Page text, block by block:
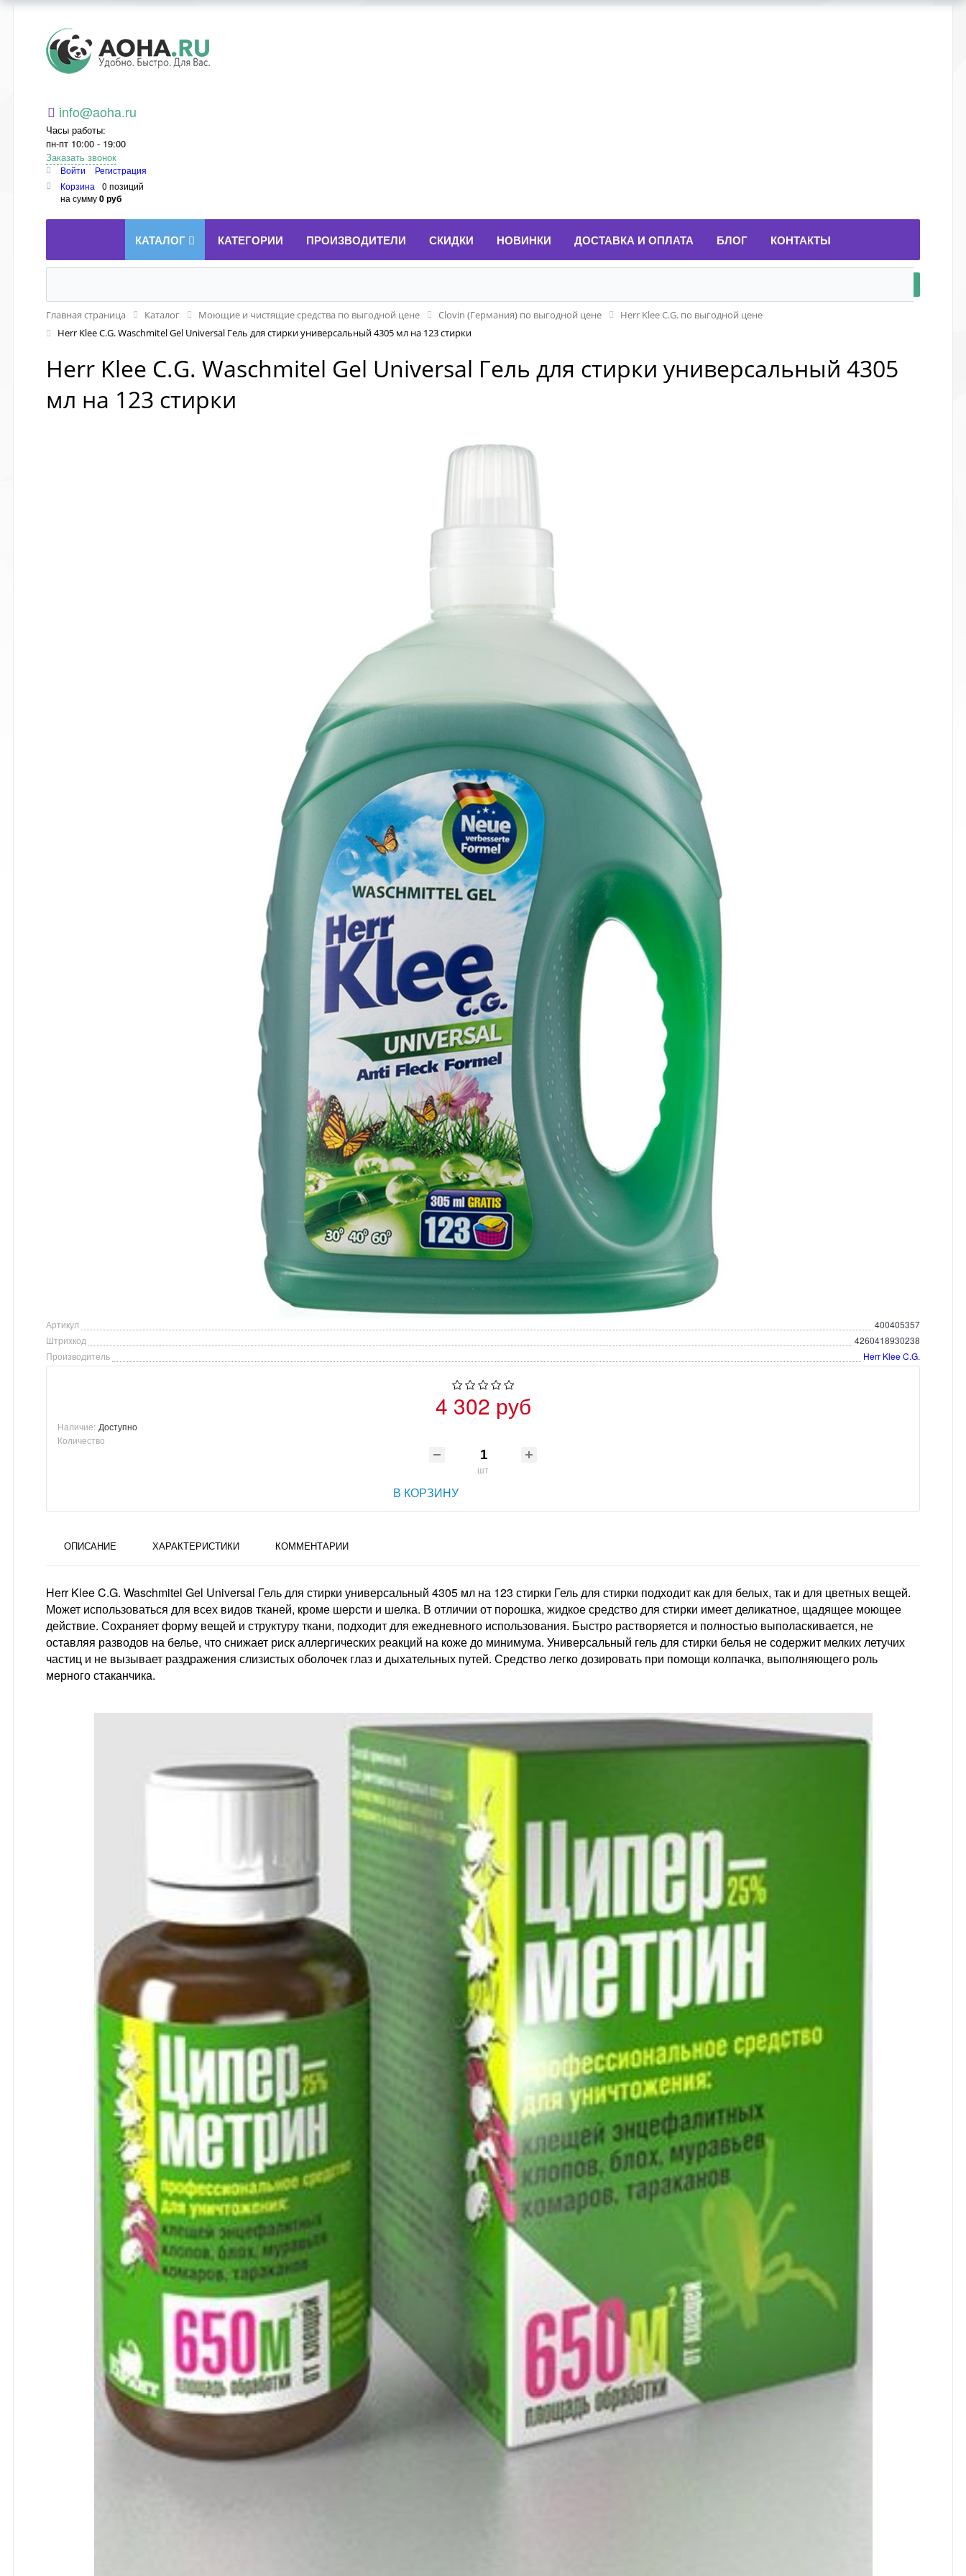
Aoha.ru
info@aoha.ru
Часы работы:
пн-пт 10:00 - 19:00
Заказать звонок
Войти
Регистрация
Корзина
0 позиций
на сумму0 руб
КАТАЛОГ КАТЕГОРИИ ПРОИЗВОДИТЕЛИ СКИДКИ НОВИНКИ ДОСТАВКА И ОПЛАТА БЛОГ КОНТАКТЫ
Главная страница Каталог Моющие и чистящие средства по выгодной цене Clovin (Германия) по выгодной цене
Herr Klee C.G. по выгодной цене
Herr Klee C.G. Waschmitel Gel Universal Гель для стирки универсальный 4305 мл на 123 стирки
Herr Klee C.G. Waschmitel Gel Universal Гель для стирки универсальный 4305
мл на 123 стирки
Артикул
400405357
Штрихкод
4260418930238
Производитель
Herr Klee C.G.
4 302 руб
Наличие: Доступно
Количество
шт
В КОРЗИНУ
ОПИСАНИЕ ХАРАКТЕРИСТИКИ КОММЕНТАРИИ
Herr Klee C.G. Waschmitel Gel Universal Гель для стирки универсальный 4305 мл на 123 стирки Гель для стирки подходит как для белых, так и для цветных вещей.
Может использоваться для всех видов тканей, кроме шерсти и шелка. В отличии от порошка, жидкое средство для стирки имеет деликатное, щадящее моющее
действие. Сохраняет форму вещей и структуру ткани, подходит для ежедневного использования. Быстро растворяется и полностью выполаскивается, не
оставляя разводов на белье, что снижает риск аллергических реакций на коже до минимума. Универсальный гель для стирки белья не содержит мелких летучих
частиц и не вызывает раздражения слизистых оболочек глаз и дыхательных путей. Средство легко дозировать при помощи колпачка, выполняющего роль
мерного стаканчика.